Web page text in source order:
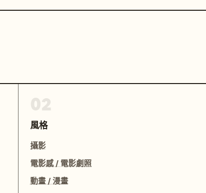
風格
攝影
電影感 / 電影劇照
動畫 / 漫畫